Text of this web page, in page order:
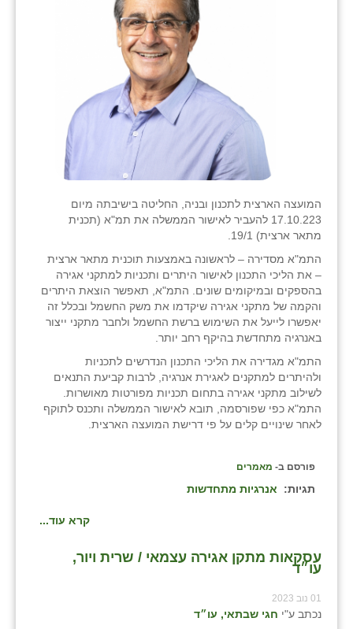
המועצה הארצית לתכנון ובניה, החליטה בישיבתה מיום
17.10.223 להעביר לאישור הממשלה את תמ"א (תכנית
מתאר ארצית) 19/1.
התמ"א מסדירה – לראשונה באמצעות תוכנית מתאר ארצית
– את הליכי התכנון לאישור היתרים ותכניות למתקני אגירה
בהספקים ובמיקומים שונים. התמ"א, תאפשר הוצאת היתרים
והקמה של מתקני אגירה שיקדמו את משק החשמל ובכלל זה
יאפשרו לייעל את השימוש ברשת החשמל ולחבר מתקני ייצור
באנרגיה מתחדשת בהיקף רחב יותר.
התמ"א מגדירה את הליכי התכנון הנדרשים לתכניות
ולהיתרים למתקנים לאגירת אנרגיה, לרבות קביעת התנאים
לשילוב מתקני אגירה בתחום תכניות מפורטות מאושרות.
התמ"א כפי שפורסמה, תובא לאישור הממשלה ותכנס לתוקף
לאחר שינויים קלים על פי דרישת המועצה הארצית.
פורסם ב- מאמרים
תגיות: אנרגיות מתחדשות
קרא עוד...
עסקאות מתקן אגירה עצמאי / שרית ויור,
עו״ד
01 נוב 2023
נכתב ע"י חגי שבתאי, עו״ד